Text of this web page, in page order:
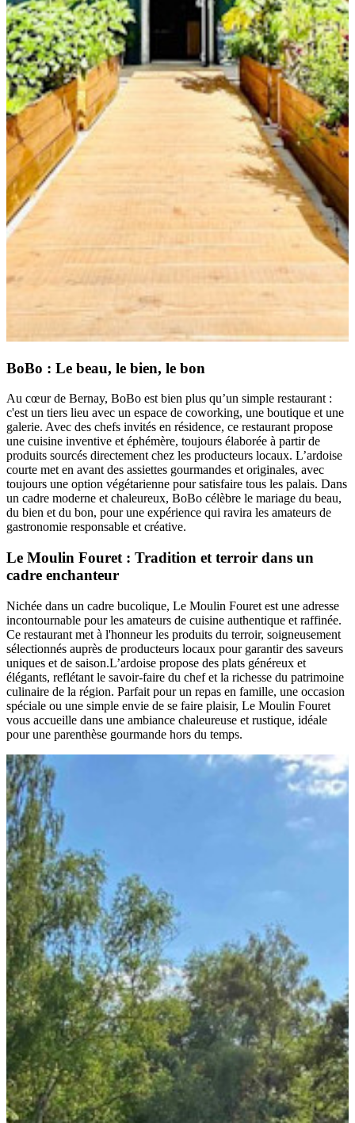
BoBo : Le beau, le bien, le bon
Au cœur de Bernay, BoBo est bien plus qu’un simple restaurant :
c'est un tiers lieu avec un espace de coworking, une boutique et une
galerie. Avec des chefs invités en résidence, ce restaurant propose
une cuisine inventive et éphémère, toujours élaborée à partir de
produits sourcés directement chez les producteurs locaux. L’ardoise
courte met en avant des assiettes gourmandes et originales, avec
toujours une option végétarienne pour satisfaire tous les palais. Dans
un cadre moderne et chaleureux, BoBo célèbre le mariage du beau,
du bien et du bon, pour une expérience qui ravira les amateurs de
gastronomie responsable et créative.
Le Moulin Fouret : Tradition et terroir dans un
cadre enchanteur
Nichée dans un cadre bucolique, Le Moulin Fouret est une adresse
incontournable pour les amateurs de cuisine authentique et raffinée.
Ce restaurant met à l'honneur les produits du terroir, soigneusement
sélectionnés auprès de producteurs locaux pour garantir des saveurs
uniques et de saison.L’ardoise propose des plats généreux et
élégants, reflétant le savoir-faire du chef et la richesse du patrimoine
culinaire de la région. Parfait pour un repas en famille, une occasion
spéciale ou une simple envie de se faire plaisir, Le Moulin Fouret
vous accueille dans une ambiance chaleureuse et rustique, idéale
pour une parenthèse gourmande hors du temps.